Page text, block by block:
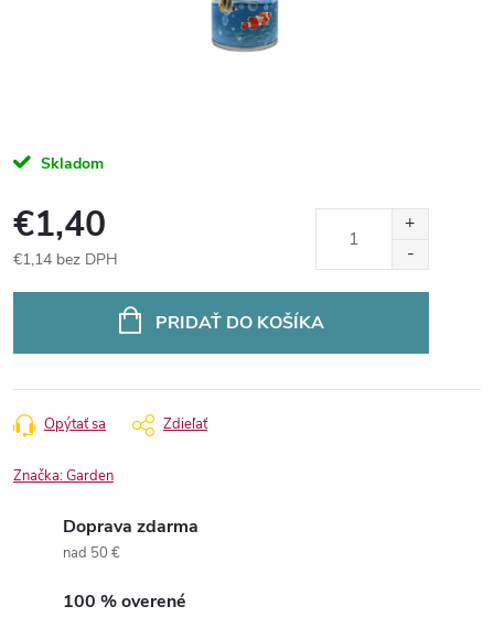
Skladom
€1,40
€1,14 bez DPH
PRIDAŤ DO KOŠÍKA
Opýtať sa Zdieľať
Značka:Garden
Doprava zdarma
nad 50 €
100 % overené